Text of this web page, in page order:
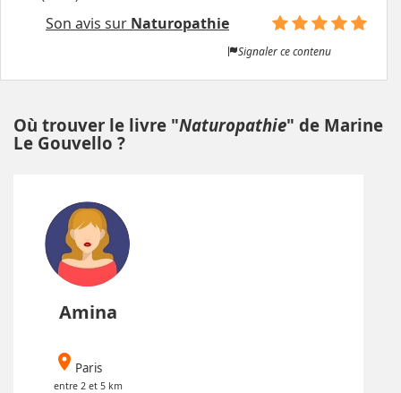
Son avis sur Naturopathie
Signaler ce contenu
Où trouver le livre "Naturopathie" de Marine
Le Gouvello ?
Amina
place Paris
entre 2 et 5 km